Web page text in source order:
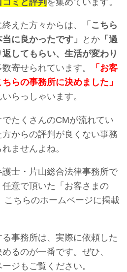
えた方々からは、
「こちら
に良かったです」
とか 「過
してもらい、生活が変わり
寄せられています。
「お客
らの事務所に決めました」
らっしゃいます。
たくさんのCMが流れてい
からの評判が良くない事務
ませんよね。
士・片山総合法律事務所で
意で頂いた「お客さまの
こちらのホームページに掲載
事務所は、実際に依頼した
るのが一番です。ぜひ、
ジもご覧ください。